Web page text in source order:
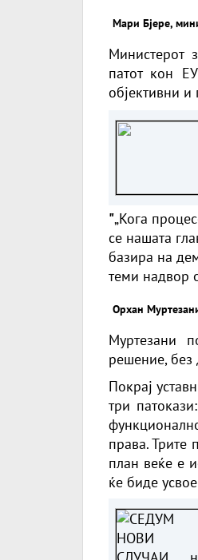
Мари Бјере,
Министерот
патот кон
објективни
"„Кога
се нашата
базира на
теми надвор
Орхан
Муртезани
решение, без
Покрај
три
права. Трите
план веќе е
ќе биде